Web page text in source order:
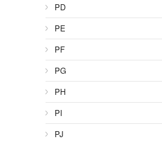
PD
PE
PF
PG
PH
PI
PJ